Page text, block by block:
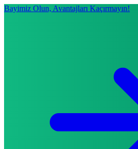
Bayimiz Olun, Avantajları Kaçırmayın!